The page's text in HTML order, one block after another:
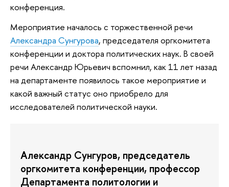
конференция.
Мероприятие началось с торжественной речи
Александра Сунгурова, председателя оргкомитета
конференции и доктора политических наук. В своей
речи Александр Юрьевич вспомнил, как 11 лет назад
на департаменте появилось такое мероприятие и
какой важный статус оно приобрело для
исследователей политической науки.
Александр Сунгуров, председатель
оргкомитета конференции, профессор
Департамента политологии и